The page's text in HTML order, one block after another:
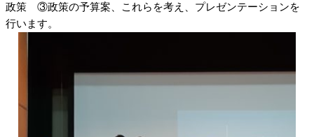
政策 ③政策の予算案、これらを考え、プレゼンテーションを
行います。